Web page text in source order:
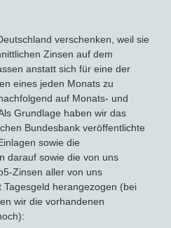
verschenken, weil sie
Zinsen auf dem
anstatt sich für eine der
eines jeden Monats zu
auf Monats- und
Grundlage haben wir das
Bundesbank veröffentlichte
sowie die
darauf sowie die von uns
Zinsen aller von uns
herangezogen (bei
wir die vorhandenen